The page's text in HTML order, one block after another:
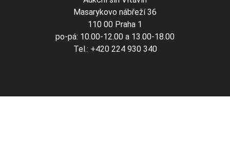
Masarykovo nábřeží 36
110 00 Praha 1
po-pá: 10.00-12.00 a 13.00-18.00
Tel.: +420 224 930 340